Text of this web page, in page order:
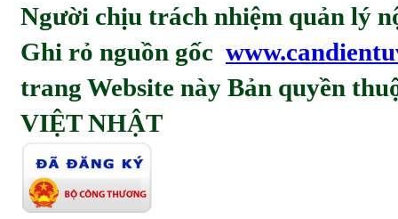
Người chịu trách nhiệm quản lý
Ghi rỏ nguồn gốc
trang Website này Bản quyền
VIỆT NHẬT